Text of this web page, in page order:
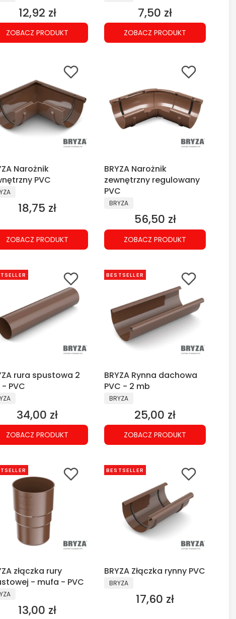
Cena
12,92 zł
ZOBACZ PRODUKT
Cena
7,50 zł
ZOBACZ PRODUKT
Narożnik
PVC
Cena
18,75 zł
ZOBACZ PRODUKT
BRYZA Narożnik
zewnętrzny regulowany
PVC
PRODUCENT
BRYZA
Cena
56,50 zł
ZOBACZ PRODUKT
rura spustowa 2
PVC
Cena
34,00 zł
ZOBACZ PRODUKT
BESTSELLER
BRYZA Rynna dachowa
PVC - 2 mb
PRODUCENT
BRYZA
Cena
25,00 zł
ZOBACZ PRODUKT
złączka rury
- mufa - PVC
Cena
13,00 zł
BESTSELLER
BRYZA Złączka rynny PVC
PRODUCENT
BRYZA
Cena
17,60 zł